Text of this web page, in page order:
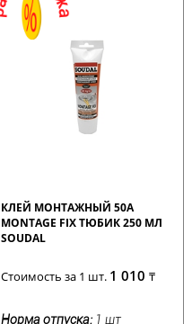
КЛЕЙ МОНТАЖНЫЙ 50А
MONTAGE FIX ТЮБИК 250 МЛ
SOUDAL
Стоимость за 1 шт. 1 010₸
Норма отпуска: 1 шт